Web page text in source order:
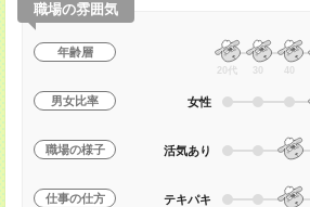
職場の雰囲気
年齢層
20代 30 40
男女比率 女性
職場の様子 活気あり
仕事の仕方 テキパキ